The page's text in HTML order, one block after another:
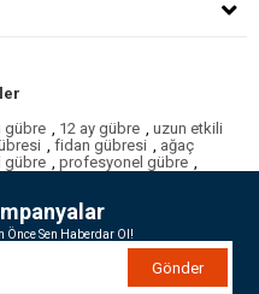
gübre , 12 ay gübre , uzun etkili
, fidan gübresi , ağaç
gübre , profesyonel gübre ,
Önce Sen Haberdar Ol!
Gönder